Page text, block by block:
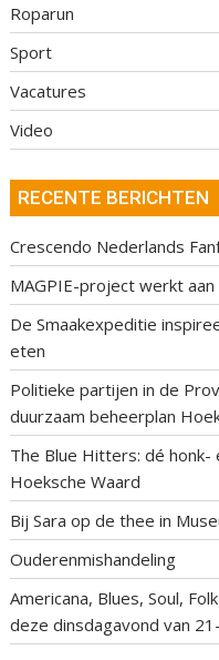
Roparun
Sport
Vacatures
Video
RECENTE BERICHTEN
Crescendo Nederlands
MAGPIE-project werkt
De Smaakexpeditie
eten
Politieke partijen in de
duurzaam beheerplan
The Blue Hitters: dé
Hoeksche Waard
Bij Sara op de thee in
Ouderenmishandeling
Americana, Blues, Soul,
deze dinsdagavond van